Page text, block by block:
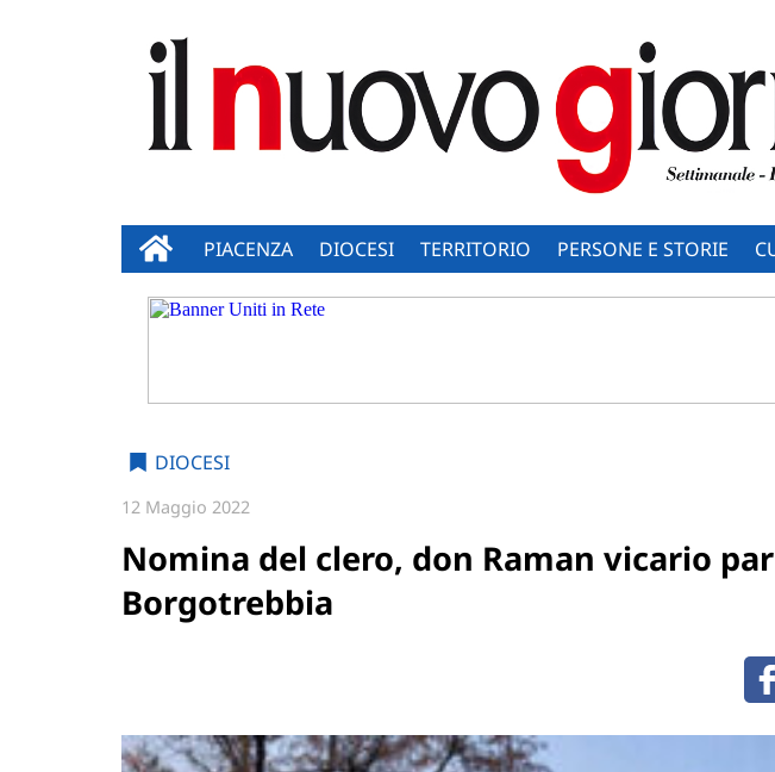
PIACENZA DIOCESI TERRITORIO PERSONE E STORIE
DIOCESI
12 Maggio 2022
Nomina del clero, don Raman vicario
Borgotrebbia